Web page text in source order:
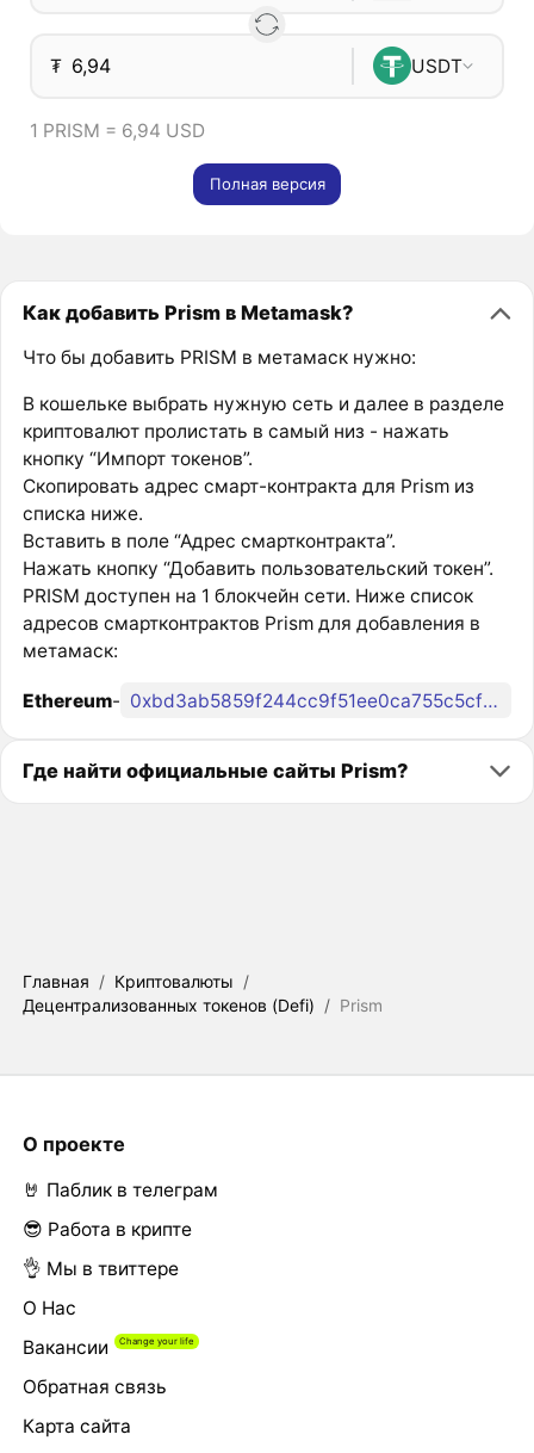
₮ USDT
1 PRISM = 6,94 USD
Полная версия
Как добавить Prism в Metamask?
Что бы добавить PRISM в метамаск нужно:
В кошельке выбрать нужную сеть и далее в разделе
криптовалют пролистать в самый низ - нажать
кнопку “Импорт токенов”.
Скопировать адрес смарт-контракта для Prism из
списка ниже.
Вставить в поле “Адрес смартконтракта”.
Нажать кнопку “Добавить пользовательский токен”.
PRISM доступен на 1 блокчейн сети. Ниже список
адресов смартконтрактов Prism для добавления в
метамаск:
Ethereum- 0xbd3ab5859f244cc9f51ee0ca755c5cf663d80040
Где найти официальные сайты Prism?
Главная / Криптовалюты /
Децентрализованных токенов (Defi) / Prism
О проекте
🤘 Паблик в телеграм
😎 Работа в крипте
👌 Мы в твиттере
О Нас
Вакансии
Обратная связь
Карта сайта